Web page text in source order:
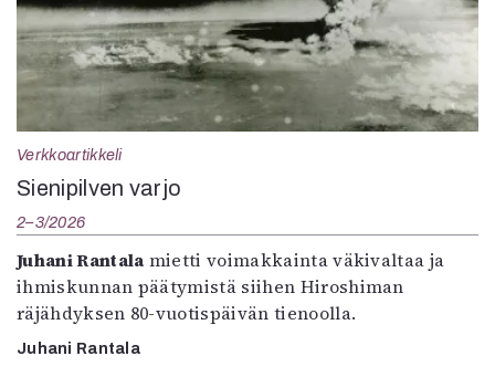
Verkkoartikkeli
Sienipilven varjo
2–3/2026
Juhani Rantala mietti voimakkainta väkivaltaa ja
ihmiskunnan päätymistä siihen Hiroshiman
räjähdyksen 80-vuotispäivän tienoolla.
Juhani Rantala